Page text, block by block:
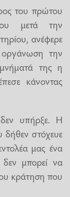
του πρώτου
μετά την
ανέφερε
οργάνωση την
της η
κάνοντας
υπήρξε. Η
δήθεν στόχευε
μας ένα
μπορεί να
κράτηση που